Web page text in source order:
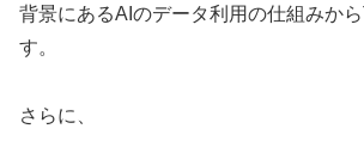
背景にあるAIのデータ利用の仕組みか
す。
さらに、